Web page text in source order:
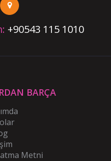
+90543 115 1010
BARÇA
Metni